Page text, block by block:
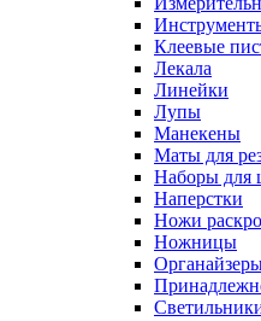
Клеевые
Лекала
Линейки
Лупы
Манекены
Маты для
Наборы для
Наперстки
Ножи
Ножницы